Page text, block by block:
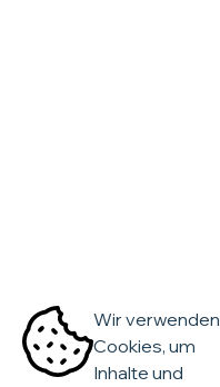
Wir verwenden
Cookies, um
Inhalte und